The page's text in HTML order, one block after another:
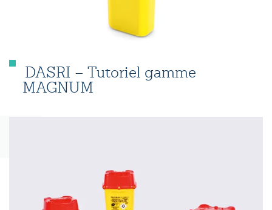
DASRI – Tutoriel gamme
MAGNUM